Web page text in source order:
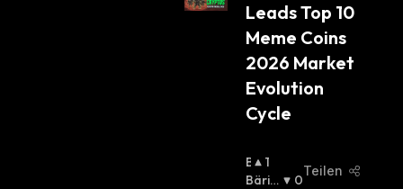
Leads Top 10
Meme Coins
2026 Market
Evolution
Cycle
B
U
1
Bäris
0
Teilen